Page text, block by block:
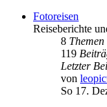
Fotoreisen
Reiseberichte
8 Themen
119
Letzter
von
So 17.